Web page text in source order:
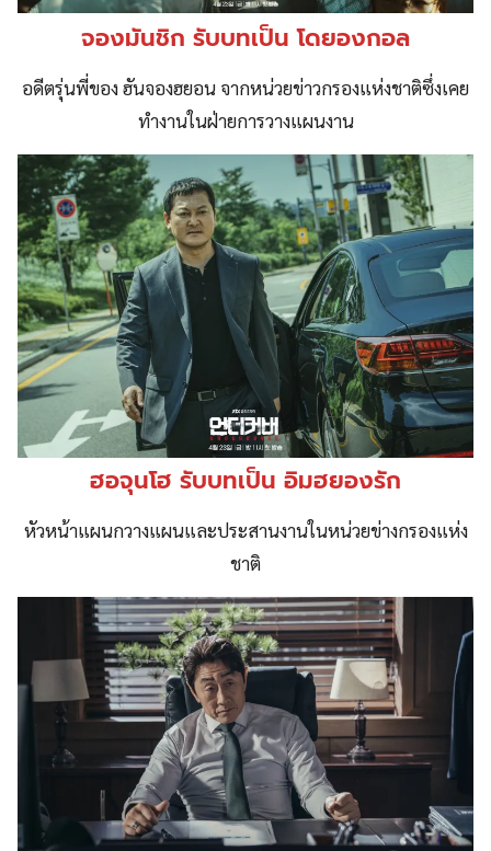
จองมันชิก รับบทเป็น โดยองกอล
อดีตรุ่นพี่ของ ฮันจองฮยอน จากหน่วยข่าวกรองแห่งชาติซึ่งเคย
ทำงานในฝ่ายการวางแผนงาน
ฮอจุนโฮ รับบทเป็น อิมฮยองรัก
หัวหน้าแผนกวางแผนและประสานงานในหน่วยข่างกรองแห่ง
ชาติ